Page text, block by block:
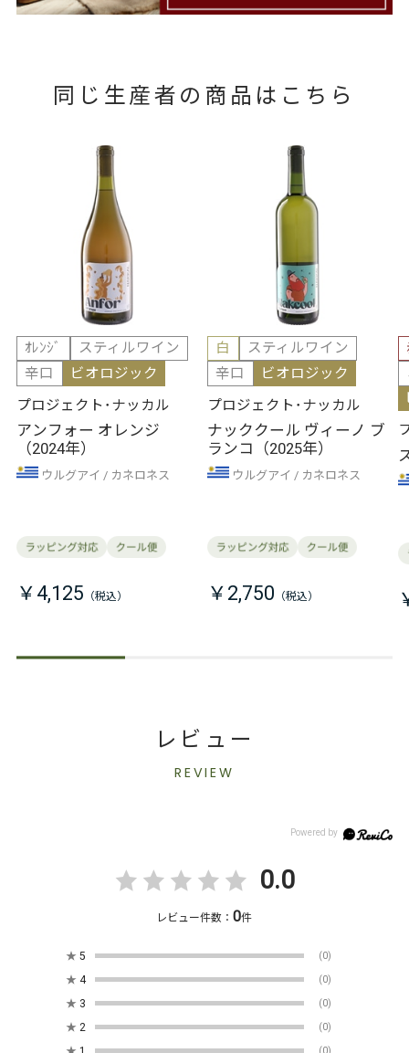
同じ生産者の商品はこちら
ｵﾚﾝｼﾞ
スティルワイン
辛口
ビオロジック
プロジェクト･ナッカル
アンフォー オレンジ
（2024年）
ウルグアイ カネロネス
￥4,125
白
スティルワイン
辛口
ビオロジック
プロジェクト･ナッカル
ナッククール ヴィーノ ブ
ランコ（2025年）
ウルグアイ カネロネス
￥2,750
レビュー
REVIEW
0.0
レビュー件数：0件
★ 5 (0)
★ 4 (0)
★ 3 (0)
★ 2 (0)